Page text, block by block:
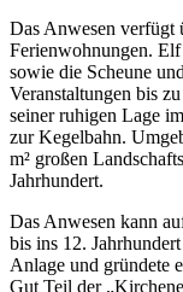
Das Anwesen verfügt
Ferienwohnungen.
sowie die Scheune
Veranstaltungen bis
seiner ruhigen Lage
zur Kegelbahn.
m² großen
Jahrhundert.
Das Anwesen kann
bis ins 12.
Anlage und gründete
Gut Teil der